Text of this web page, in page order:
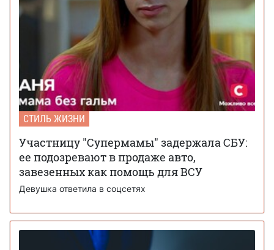
СТИЛЬ ЖИЗНИ
Участницу "Супермамы" задержала СБУ:
ее подозревают в продаже авто,
завезенных как помощь для ВСУ
Девушка ответила в соцсетях